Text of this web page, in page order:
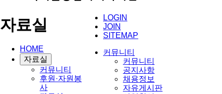
LOGIN
JOIN
SITEMAP
커뮤니티
커뮤니티
공지사항
채용정보
자유게시판
자료실
HOME
자료실
커뮤니티
후원·자원봉
사